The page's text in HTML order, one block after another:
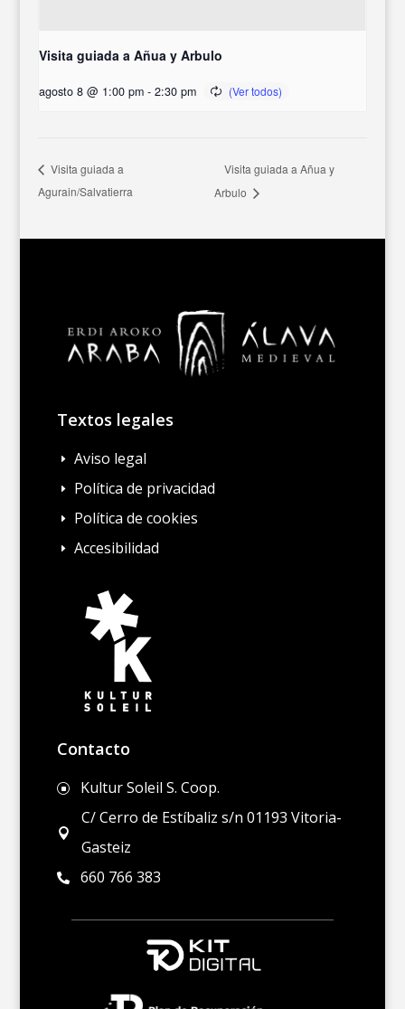
Visita guiada a Añua y Arbulo
agosto 8 @ 1:00 pm - 2:30 pm
Visita guiada a
Agurain/Salvatierra
Visita guiada a Añua y
Arbulo
Textos legales
E Aviso legal
E Política de privacidad
E Política de cookies
E Accesibilidad
Contacto
] Kultur Soleil S. Coop.

C/ Cerro de Estíbaliz s/n 01193 Vitoria-
Gasteiz
 660 766 383